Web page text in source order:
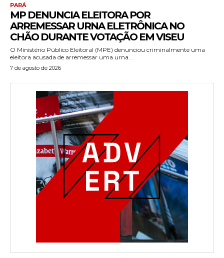
PARÁ
MP DENUNCIA ELEITORA POR
ARREMESSAR URNA ELETRÔNICA NO
CHÃO DURANTE VOTAÇÃO EM VISEU
O Ministério Público Eleitoral (MPE) denunciou criminalmente uma
eleitora acusada de arremessar uma urna...
7 de agosto de 2026